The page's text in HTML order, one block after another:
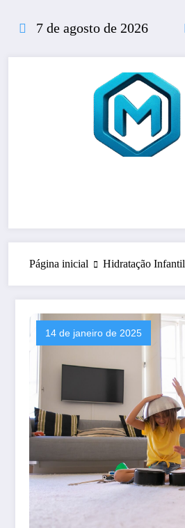
conteúdo
7 de agosto de 2026
Página inicial Hidratação Infantil
14 de janeiro de 2025